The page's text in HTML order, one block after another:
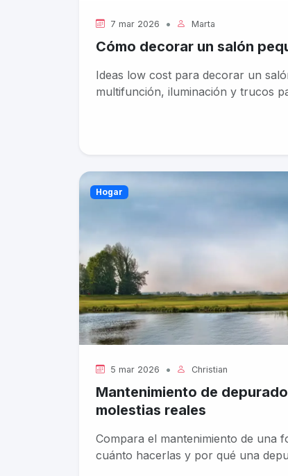
7 mar 2026 • Marta
Cómo decorar un salón
Ideas low cost para decorar un
multifunción, iluminación y trucos
Hogar
5 mar 2026 • Christian
Mantenimiento de
molestias reales
Compara el mantenimiento de una
cuánto hacerlas y por qué una